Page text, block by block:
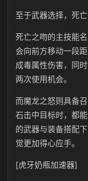
至于武器选择，死
死亡之吻的主技能
会向前方移动一段
成毒属性伤害，同
两次使用机会。
而魔龙之怒则具备
石击中目标时，都
的武器与装备搭配
觉更加得心应手。
[虎牙奶瓶加速器]